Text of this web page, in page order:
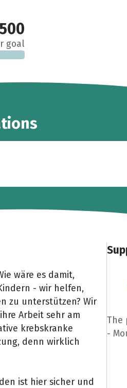
goal
wäre es damit,
- wir helfen,
zu unterstützen? Wir
Arbeit sehr am
krebskranke
denn wirklich
ist hier sicher und
The
-